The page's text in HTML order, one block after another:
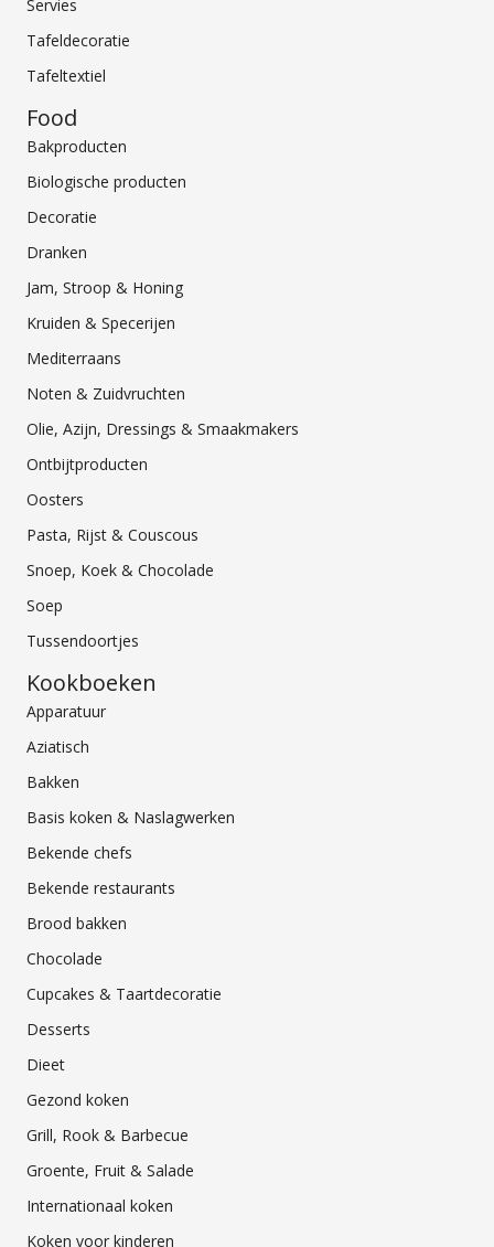
Servies
Tafeldecoratie
Tafeltextiel
Food
Bakproducten
Biologische producten
Decoratie
Dranken
Jam, Stroop & Honing
Kruiden & Specerijen
Mediterraans
Noten & Zuidvruchten
Olie, Azijn, Dressings & Smaakmakers
Ontbijtproducten
Oosters
Pasta, Rijst & Couscous
Snoep, Koek & Chocolade
Soep
Tussendoortjes
Kookboeken
Apparatuur
Aziatisch
Bakken
Basis koken & Naslagwerken
Bekende chefs
Bekende restaurants
Brood bakken
Chocolade
Cupcakes & Taartdecoratie
Desserts
Dieet
Gezond koken
Grill, Rook & Barbecue
Groente, Fruit & Salade
Internationaal koken
Koken voor kinderen